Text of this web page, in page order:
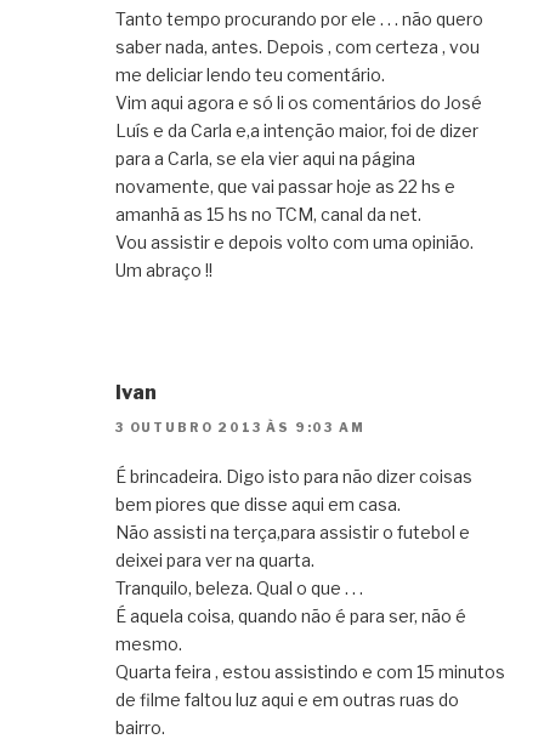
Tanto tempo procurando por ele . . . não quero
saber nada, antes. Depois , com certeza , vou
me deliciar lendo teu comentário.
Vim aqui agora e só li os comentários do José
Luís e da Carla e,a intenção maior, foi de dizer
para a Carla, se ela vier aqui na página
novamente, que vai passar hoje as 22 hs e
amanhã as 15 hs no TCM, canal da net.
Vou assistir e depois volto com uma opinião.
Um abraço !!
Ivan
3 OUTUBRO 2013 ÀS 9:03 AM
É brincadeira. Digo isto para não dizer coisas
bem piores que disse aqui em casa.
Não assisti na terça,para assistir o futebol e
deixei para ver na quarta.
Tranquilo, beleza. Qual o que . . .
É aquela coisa, quando não é para ser, não é
mesmo.
Quarta feira , estou assistindo e com 15 minutos
de filme faltou luz aqui e em outras ruas do
bairro.